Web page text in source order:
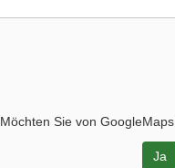
Möchten Sie vonGoogleMaps
Ja